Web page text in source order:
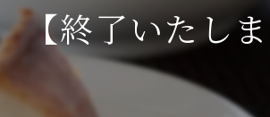
【終了いたし